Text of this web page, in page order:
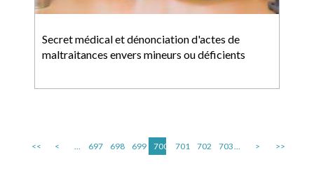
Secret médical et dénonciation d'actes de
maltraitances envers mineurs ou déficients
<< < ... 697 698 699 700 701 702 703... > >>